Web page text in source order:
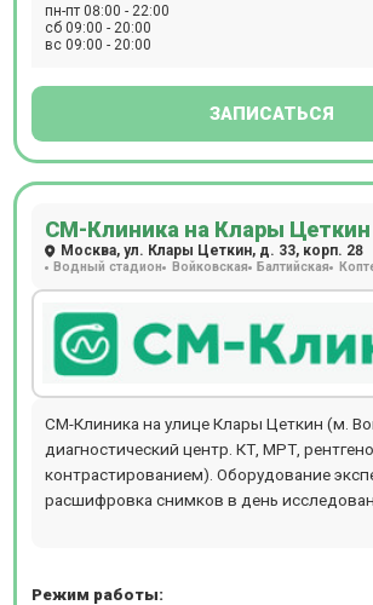
пн-пт 08:00 - 22:00
сб 09:00 - 20:00
вс 09:00 - 20:00
ЗАПИСАТЬСЯ
СМ-Клиника на Клары Цеткин
Москва, ул. Клары Цеткин, д. 33, корп. 28
Водный стадион Войковская Балтийская
СМ-Клиника на улице Клары Цеткин (м.
диагностический центр. КТ, МРТ,
контрастированием). Оборудование
расшифровка снимков в день
Режим работы: